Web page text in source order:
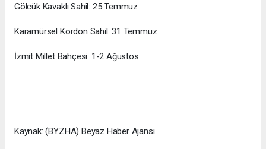
Gölcük Kavaklı Sahil: 25 Temmuz
Karamürsel Kordon Sahil: 31 Temmuz
İzmit Millet Bahçesi: 1-2 Ağustos
Kaynak: (BYZHA) Beyaz Haber Ajansı